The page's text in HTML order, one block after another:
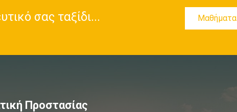
σας ταξίδι... Μαθήματα
Προστασίας